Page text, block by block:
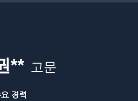
** 고문
경력